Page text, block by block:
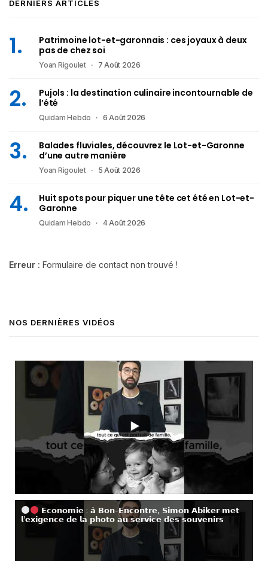
DERNIERS ARTICLES
Patrimoine lot-et-garonnais : ces joyaux à deux
pas de chez soi
Yoan Rigoulet 7 Août 2026
Pujols : la destination culinaire incontournable de
l’été
Quidam Hebdo 6 Août 2026
Balades fluviales, découvrez le Lot-et-Garonne
d’une autre manière
Yoan Rigoulet 5 Août 2026
Huit spots pour piquer une tête cet été en Lot-et-
Garonne
Quidam Hebdo 4 Août 2026
Erreur : Formulaire de contact non trouvé !
NOS DERNIÈRES VIDÉOS
𝗘𝗰𝗼𝗻𝗼𝗺𝗶𝗲 : 𝗮̀ 𝗕𝗼𝗻-𝗘𝗻𝗰𝗼𝗻𝘁𝗿𝗲, 𝗦𝗶𝗺𝗼𝗻 𝗔𝗯𝗶𝗸𝗲𝗿 𝗺𝗲𝘁
𝗹’𝗲𝘅𝗶𝗴𝗲𝗻𝗰𝗲 𝗱𝗲 𝗹𝗮 𝗽𝗵𝗼𝘁𝗼 𝗮𝘂 𝘀𝗲𝗿𝘃𝗶𝗰𝗲 𝗱𝗲𝘀 𝘀𝗼𝘂𝘃𝗲𝗻𝗶𝗿𝘀